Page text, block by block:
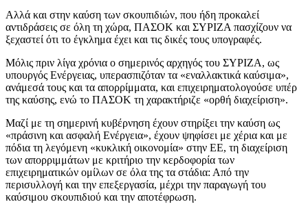
Αλλά και στην καύση των σκουπιδιών, που ήδη προκαλεί
αντιδράσεις σε όλη τη χώρα, ΠΑΣΟΚ και ΣΥΡΙΖΑ πασχίζουν να
ξεχαστεί ότι το έγκλημα έχει και τις δικές τους υπογραφές.
Μόλις πριν λίγα χρόνια ο σημερινός αρχηγός του ΣΥΡΙΖΑ, ως
υπουργός Ενέργειας, υπερασπιζόταν τα «εναλλακτικά καύσιμα»,
ανάμεσά τους και τα απορρίμματα, και επιχειρηματολογούσε υπέρ
της καύσης, ενώ το ΠΑΣΟΚ τη χαρακτήριζε «ορθή διαχείριση».
Μαζί με τη σημερινή κυβέρνηση έχουν στηρίξει την καύση ως
«πράσινη και ασφαλή Ενέργεια», έχουν ψηφίσει με χέρια και με
πόδια τη λεγόμενη «κυκλική οικονομία» στην ΕΕ, τη διαχείριση
των απορριμμάτων με κριτήριο την κερδοφορία των
επιχειρηματικών ομίλων σε όλα της τα στάδια: Από την
περισυλλογή και την επεξεργασία, μέχρι την παραγωγή του
καύσιμου σκουπιδιού και την αποτέφρωση.